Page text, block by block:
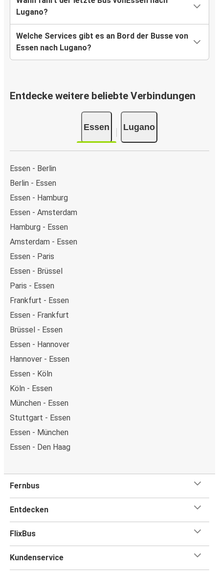
Lugano?
Welche Services gibt es an Bord der Busse von
Essen nach Lugano?
Entdecke weitere beliebte Verbindungen
Essen Lugano
Essen - Berlin
Berlin - Essen
Essen - Hamburg
Essen - Amsterdam
Hamburg - Essen
Amsterdam - Essen
Essen - Paris
Essen - Brüssel
Paris - Essen
Frankfurt - Essen
Essen - Frankfurt
Brüssel - Essen
Essen - Hannover
Hannover - Essen
Essen - Köln
Köln - Essen
München - Essen
Stuttgart - Essen
Essen - München
Essen - Den Haag
Fernbus
Entdecken
FlixBus
Kundenservice